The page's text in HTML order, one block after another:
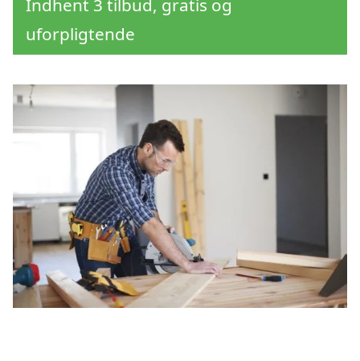
Indhent 3 tilbud, gratis og
uforpligtende